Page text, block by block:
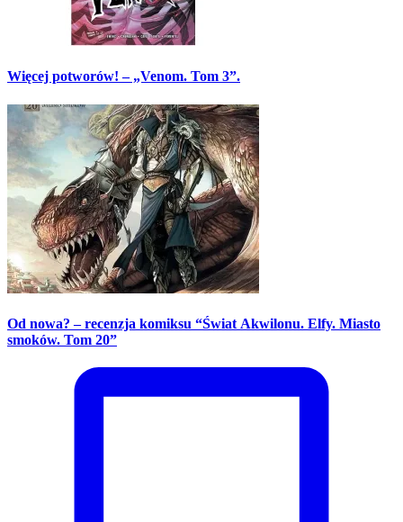
Więcej potworów! – „Venom. Tom 3”.
Od nowa? – recenzja komiksu “Świat Akwilonu. Elfy. Miasto
smoków. Tom 20”